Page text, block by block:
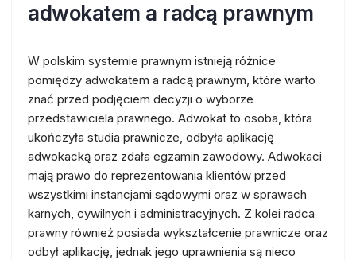
adwokatem a radcą prawnym
W polskim systemie prawnym istnieją różnice
pomiędzy adwokatem a radcą prawnym, które warto
znać przed podjęciem decyzji o wyborze
przedstawiciela prawnego. Adwokat to osoba, która
ukończyła studia prawnicze, odbyła aplikację
adwokacką oraz zdała egzamin zawodowy. Adwokaci
mają prawo do reprezentowania klientów przed
wszystkimi instancjami sądowymi oraz w sprawach
karnych, cywilnych i administracyjnych. Z kolei radca
prawny również posiada wykształcenie prawnicze oraz
odbył aplikację, jednak jego uprawnienia są nieco